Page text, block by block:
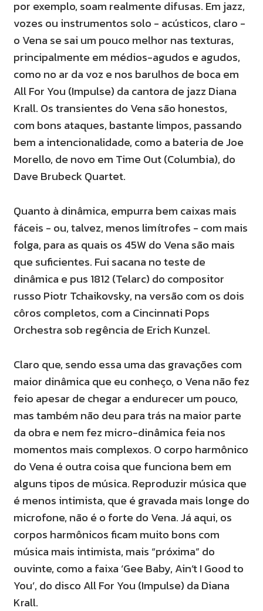
por exemplo, soam realmente difusas. Em jazz,
vozes ou instrumentos solo - acústicos, claro -
o Vena se sai um pouco melhor nas texturas,
principalmente em médios-agudos e agudos,
como no ar da voz e nos barulhos de boca em
All For You (Impulse) da cantora de jazz Diana
Krall. Os transientes do Vena são honestos,
com bons ataques, bastante limpos, passando
bem a intencionalidade, como a bateria de Joe
Morello, de novo em Time Out (Columbia), do
Dave Brubeck Quartet.
Quanto à dinâmica, empurra bem caixas mais
fáceis - ou, talvez, menos limítrofes - com mais
folga, para as quais os 45W do Vena são mais
que suficientes. Fui sacana no teste de
dinâmica e pus 1812 (Telarc) do compositor
russo Piotr Tchaikovsky, na versão com os dois
côros completos, com a Cincinnati Pops
Orchestra sob regência de Erich Kunzel.
Claro que, sendo essa uma das gravações com
maior dinâmica que eu conheço, o Vena não fez
feio apesar de chegar a endurecer um pouco,
mas também não deu para trás na maior parte
da obra e nem fez micro-dinâmica feia nos
momentos mais complexos. O corpo harmônico
do Vena é outra coisa que funciona bem em
alguns tipos de música. Reproduzir música que
é menos intimista, que é gravada mais longe do
microfone, não é o forte do Vena. Já aqui, os
corpos harmônicos ficam muito bons com
música mais intimista, mais “próxima” do
ouvinte, como a faixa ‘Gee Baby, Ain’t I Good to
You’, do disco All For You (Impulse) da Diana
Krall.